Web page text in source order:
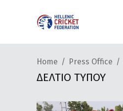
Home Press Office
ΔΕΛΤΙΟ ΤΥΠΟΥ